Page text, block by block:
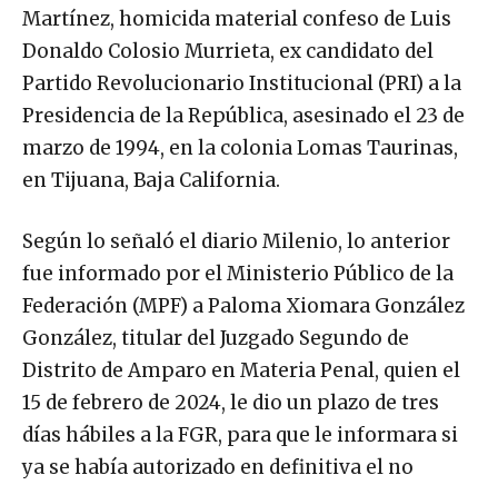
Martínez, homicida material confeso de Luis
Donaldo Colosio Murrieta, ex candidato del
Partido Revolucionario Institucional (PRI) a la
Presidencia de la República, asesinado el 23 de
marzo de 1994, en la colonia Lomas Taurinas,
en Tijuana, Baja California.
Según lo señaló el diario Milenio, lo anterior
fue informado por el Ministerio Público de la
Federación (MPF) a Paloma Xiomara González
González, titular del Juzgado Segundo de
Distrito de Amparo en Materia Penal, quien el
15 de febrero de 2024, le dio un plazo de tres
días hábiles a la FGR, para que le informara si
ya se había autorizado en definitiva el no